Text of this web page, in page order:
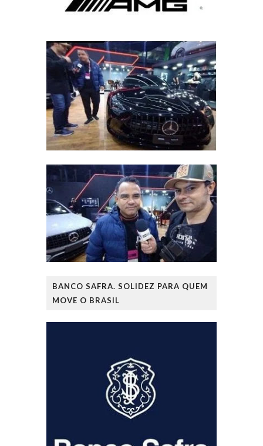
BANCO SAFRA. SOLIDEZ PARA QUEM
MOVE O BRASIL